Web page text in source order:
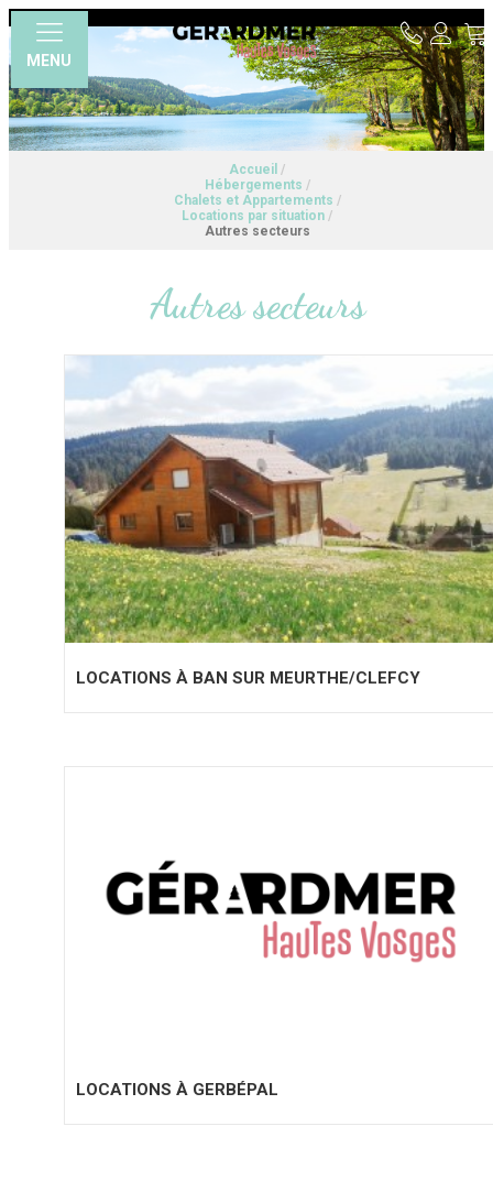
MENU
Accueil /
Hébergements /
Chalets et Appartements /
Locations par situation /
Autres secteurs
Autres secteurs
LOCATIONS À BAN SUR MEURTHE/CLEFCY
LOCATIONS À GERBÉPAL